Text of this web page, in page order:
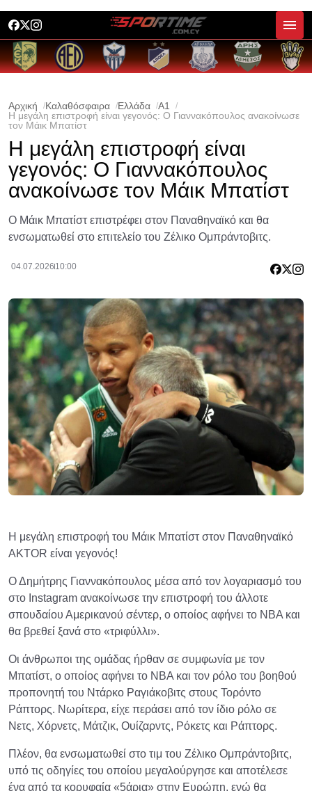
Αρχική Καλαθόσφαιρα Ελλάδα
A1
Η μεγάλη επιστροφή είναι γεγονός: Ο Γιαννακόπουλος ανακοίνωσε
τον Μάικ Μπατίστ
Η μεγάλη επιστροφή είναι
γεγονός: Ο Γιαννακόπουλος
ανακοίνωσε τον Μάικ Μπατίστ
Ο Μάικ Μπατίστ επιστρέφει στον Παναθηναϊκό και θα
ενσωματωθεί στο επιτελείο του Ζέλικο Ομπράντοβιτς.
04.07.2026 10:00
Η μεγάλη επιστροφή του Μάικ Μπατίστ στον Παναθηναϊκό
AKTOR είναι γεγονός!
Ο Δημήτρης Γιαννακόπουλος μέσα από τον λογαριασμό του
στο Instagram ανακοίνωσε την επιστροφή του άλλοτε
σπουδαίου Αμερικανού σέντερ, ο οποίος αφήνει το ΝΒΑ και
θα βρεθεί ξανά στο «τριφύλλι».
Οι άνθρωποι της ομάδας ήρθαν σε συμφωνία με τον
Μπατίστ, ο οποίος αφήνει το ΝΒΑ και τον ρόλο του βοηθού
προπονητή του Ντάρκο Ραγιάκοβιτς στους Τορόντο
Ράπτορς. Νωρίτερα, είχε περάσει από τον ίδιο ρόλο σε
Νετς, Χόρνετς, Μάτζικ, Ουίζαρντς, Ρόκετς και Ράπτορς.
Πλέον, θα ενσωματωθεί στο τιμ του Ζέλικο Ομπράντοβιτς,
υπό τις οδηγίες του οποίου μεγαλούργησε και αποτέλεσε
ένα από τα κορυφαία «5άρια» στην Ευρώπη, ενώ θα